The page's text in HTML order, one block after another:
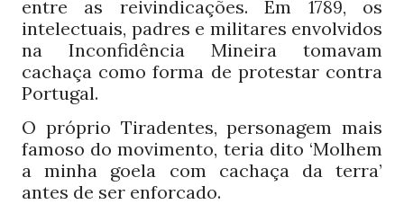
entre as reivindicações. Em 1789, os
intelectuais, padres e militares envolvidos
na Inconfidência Mineira tomavam
cachaça como forma de protestar contra
Portugal.
O próprio Tiradentes, personagem mais
famoso do movimento, teria dito ‘Molhem
a minha goela com cachaça da terra’
antes de ser enforcado.